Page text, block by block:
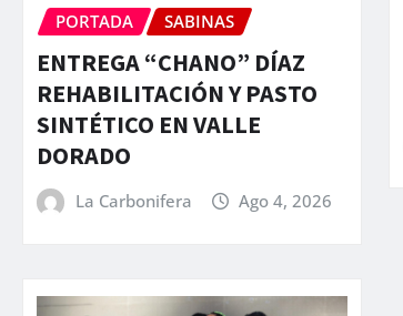
PORTADA SABINAS
ENTREGA “CHANO” DÍAZ
REHABILITACIÓN Y PASTO
SINTÉTICO EN VALLE
DORADO
La Carbonifera Ago 4, 2026